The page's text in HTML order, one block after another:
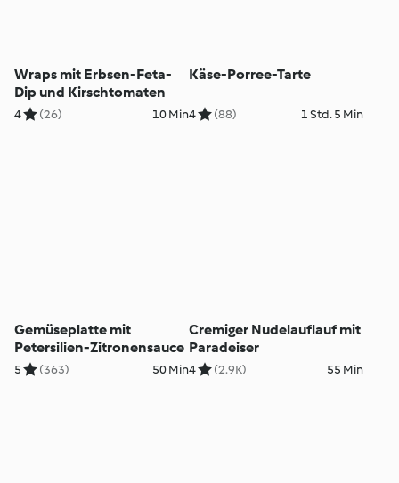
Wraps mit Erbsen-Feta-
Dip und Kirschtomaten
4 (26) 10 Min
Käse-Porree-Tarte
4 (88) 1 Std. 5 Min
Gemüseplatte mit
Petersilien-Zitronensauce
5 (363) 50 Min
Cremiger Nudelauflauf mit
Paradeiser
4 (2.9K) 55 Min